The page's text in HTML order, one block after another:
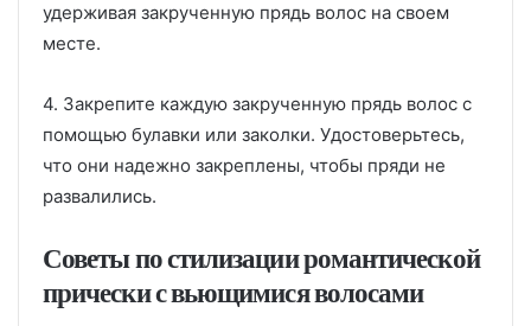
удерживая закрученную прядь волос на своем
месте.
4. Закрепите каждую закрученную прядь волос с
помощью булавки или заколки. Удостоверьтесь,
что они надежно закреплены, чтобы пряди не
развалились.
Советы по стилизации романтической
прически с вьющимися волосами